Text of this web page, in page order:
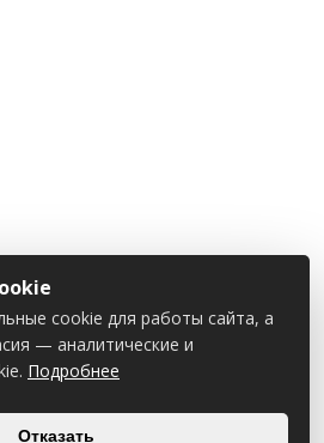
cookie для работы сайта, а
— аналитические и
Подробнее
Отказать